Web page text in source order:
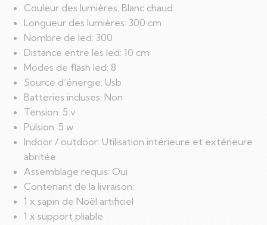
Couleur des lumières: Blanc chaud
Longueur des lumières: 300 cm
Nombre de led: 300
Distance entre les led: 10 cm
Modes de flash led: 8
Source d’énergie: Usb
Batteries incluses: Non
Tension: 5 v
Pulsion: 5 w
Indoor / outdoor: Utilisation intérieure et extérieure
abritée
Assemblage requis: Oui
Contenant de la livraison:
1 x sapin de Noël artificiel
1 x support pliable